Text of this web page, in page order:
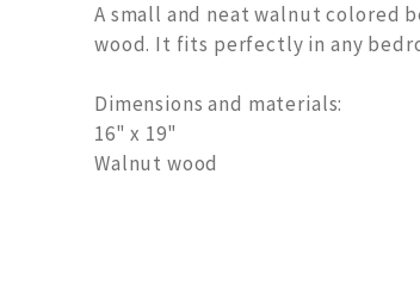
A small and neat walnut colored
wood. It fits perfectly in any
Dimensions and materials:
16" x 19"
Walnut wood